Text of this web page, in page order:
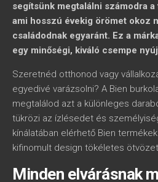
segítsünk megtalálni számodra
ami hosszú évekig örömet okoz
családodnak egyaránt. Ez a
egy minőségi, kiváló csempe
Szeretnéd otthonod vagy
egyedivé varázsolni? A Bien
megtalálod azt a különleges
tükrözi az ízlésedet és
kínálatában elérhető Bien
kifinomult design tökéletes
Minden elvárásnak